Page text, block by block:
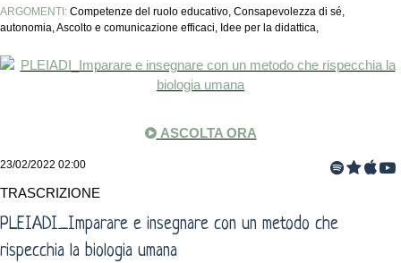
ARGOMENTI: Competenze del ruolo educativo, Consapevolezza di sé,
autonomia, Ascolto e comunicazione efficaci, Idee per la didattica,
ASCOLTA ORA
23/02/2022 02:00
TRASCRIZIONE
PLEIADI_Imparare e insegnare con un metodo che
rispecchia la biologia umana